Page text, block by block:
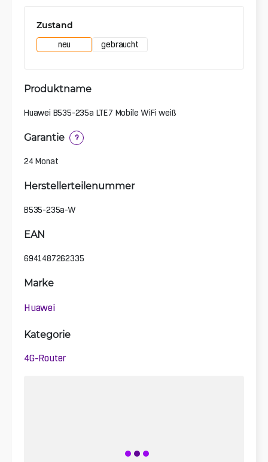
Zustand
neu gebraucht
Produktname
Huawei B535-235a LTE7 Mobile WiFi weiß
Garantie ?
24 Monat
Herstellerteilenummer
B535-235a-W
EAN
6941487262335
Marke
Huawei
Kategorie
4G-Router